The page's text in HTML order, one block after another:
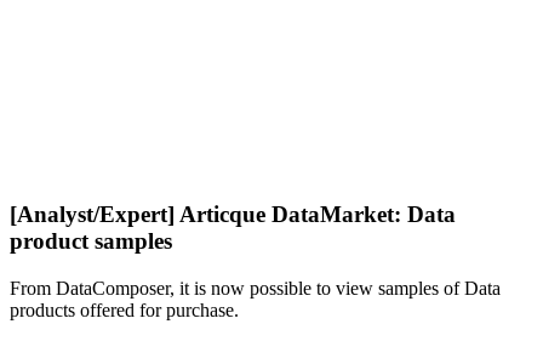
[Analyst/Expert] Articque DataMarket: Data
product samples
From DataComposer, it is now possible to view samples of Data
products offered for purchase.